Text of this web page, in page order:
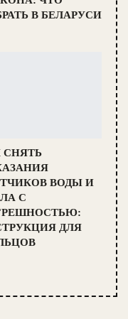
В БЕЛАРУСИ
СНЯТЬ
ВОДЫ И
С
ДЛЯ